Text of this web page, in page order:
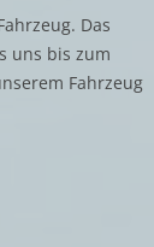
Das
uns bis zum
Fahrzeug